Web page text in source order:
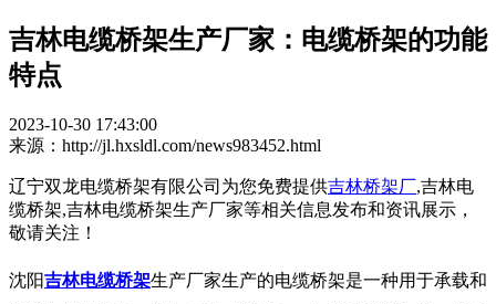
吉林电缆桥架生产厂家：电缆桥架的功能
特点
2023-10-30 17:43:00
来源：http://jl.hxsldl.com/news983452.html
辽宁双龙电缆桥架有限公司为您免费提供吉林桥架厂,吉林电
缆桥架,吉林电缆桥架生产厂家等相关信息发布和资讯展示，
敬请关注！
沈阳吉林电缆桥架生产厂家生产的电缆桥架是一种用于承载和